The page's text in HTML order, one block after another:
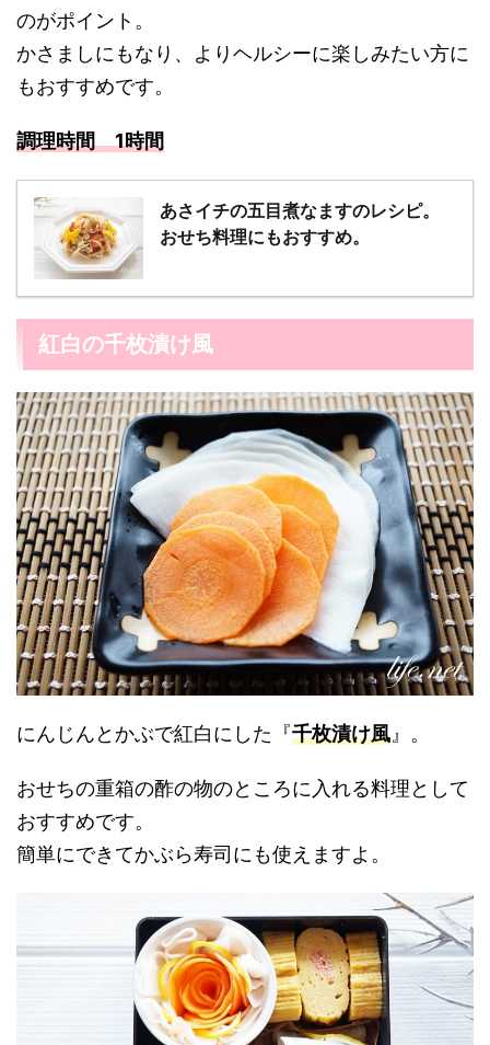
のがポイント。
かさましにもなり、よりヘルシーに楽しみたい方に
もおすすめです。
調理時間 1時間
あさイチの五目煮なますのレシピ。
おせち料理にもおすすめ。
紅白の千枚漬け風
にんじんとかぶで紅白にした『千枚漬け風』。
おせちの重箱の酢の物のところに入れる料理として
おすすめです。
簡単にできてかぶら寿司にも使えますよ。